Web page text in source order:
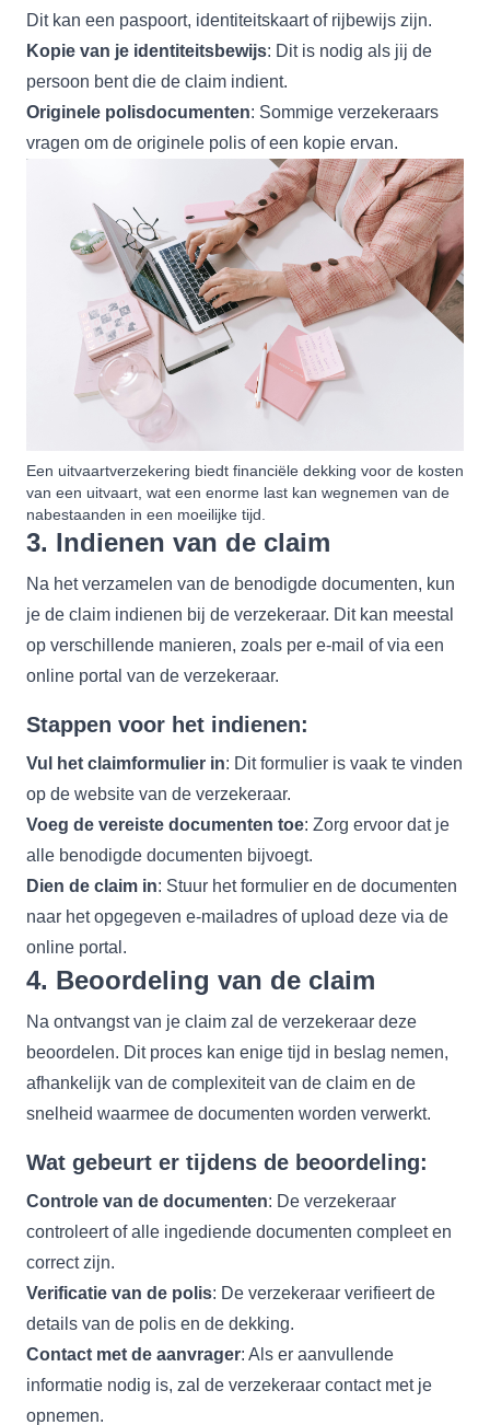
Dit kan een paspoort, identiteitskaart of rijbewijs zijn.
Kopie van je identiteitsbewijs: Dit is nodig als jij de
persoon bent die de claim indient.
Originele polisdocumenten: Sommige verzekeraars
vragen om de originele polis of een kopie ervan.
Een uitvaartverzekering biedt financiële dekking voor de kosten
van een uitvaart, wat een enorme last kan wegnemen van de
nabestaanden in een moeilijke tijd.
3. Indienen van de claim
Na het verzamelen van de benodigde documenten, kun
je de claim indienen bij de verzekeraar. Dit kan meestal
op verschillende manieren, zoals per e-mail of via een
online portal van de verzekeraar.
Stappen voor het indienen:
Vul het claimformulier in: Dit formulier is vaak te vinden
op de website van de verzekeraar.
Voeg de vereiste documenten toe: Zorg ervoor dat je
alle benodigde documenten bijvoegt.
Dien de claim in: Stuur het formulier en de documenten
naar het opgegeven e-mailadres of upload deze via de
online portal.
4. Beoordeling van de claim
Na ontvangst van je claim zal de verzekeraar deze
beoordelen. Dit proces kan enige tijd in beslag nemen,
afhankelijk van de complexiteit van de claim en de
snelheid waarmee de documenten worden verwerkt.
Wat gebeurt er tijdens de beoordeling:
Controle van de documenten: De verzekeraar
controleert of alle ingediende documenten compleet en
correct zijn.
Verificatie van de polis: De verzekeraar verifieert de
details van de polis en de dekking.
Contact met de aanvrager: Als er aanvullende
informatie nodig is, zal de verzekeraar contact met je
opnemen.